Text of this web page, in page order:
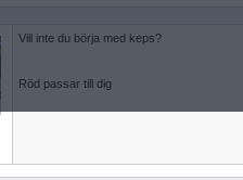
Vill inte du börja med keps?
Röd passar till dig